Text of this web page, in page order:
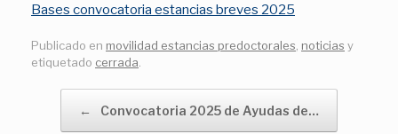
Bases convocatoria estancias breves 2025
Publicado en movilidad estancias predoctorales noticias y
etiquetado cerrada
← Convocatoria 2025 de Ayudas de…